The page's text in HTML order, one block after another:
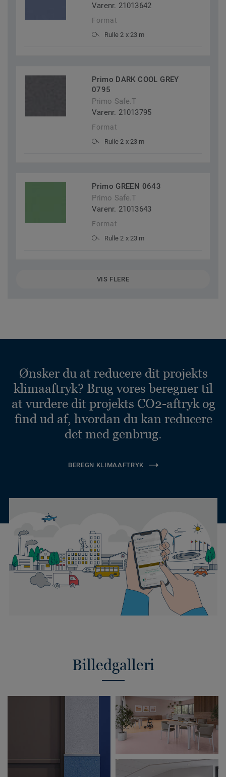
Varenr. 21013642
Format
Rulle 2 x 23 m
Primo DARK COOL GREY
0795
Primo Safe.T
Varenr. 21013795
Format
Rulle 2 x 23 m
Primo GREEN 0643
Primo Safe.T
Varenr. 21013643
Format
Rulle 2 x 23 m
VIS FLERE
Ønsker du at reducere dit projekts
klimaaftryk? Brug vores beregner til
at vurdere dit projekts CO2-aftryk og
find ud af, hvordan du kan reducere
det med genbrug.
BEREGN KLIMAAFTRYK
Billedgalleri